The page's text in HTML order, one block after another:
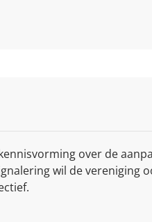
over de
wil de vereniging